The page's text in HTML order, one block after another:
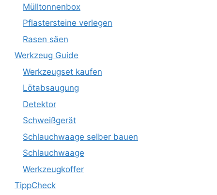
Mülltonnenbox
Pflastersteine verlegen
Rasen säen
Werkzeug Guide
Werkzeugset kaufen
Lötabsaugung
Detektor
Schweißgerät
Schlauchwaage selber bauen
Schlauchwaage
Werkzeugkoffer
TippCheck